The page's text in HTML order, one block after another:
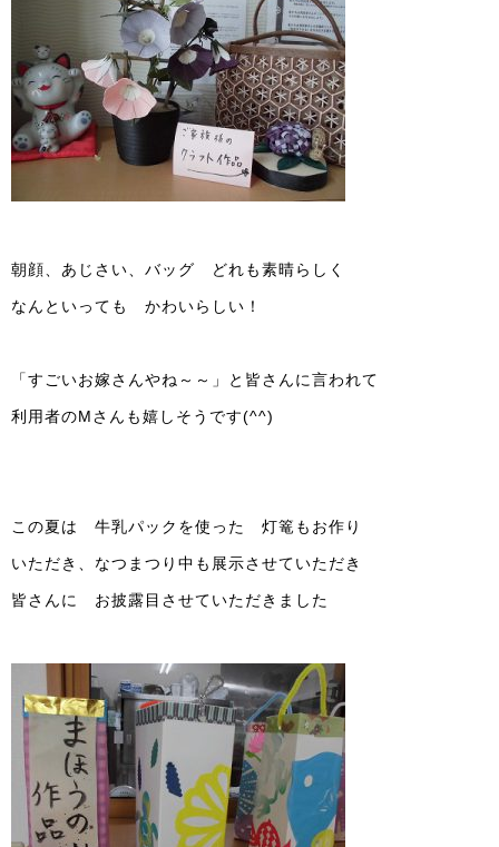
朝顔、あじさい、バッグ どれも素晴らしく
なんといっても かわいらしい！
「すごいお嫁さんやね～～」と皆さんに言われて
利用者のМさんも嬉しそうです(^^)
この夏は 牛乳パックを使った 灯篭もお作り
いただき、なつまつり中も展示させていただき
皆さんに お披露目させていただきました